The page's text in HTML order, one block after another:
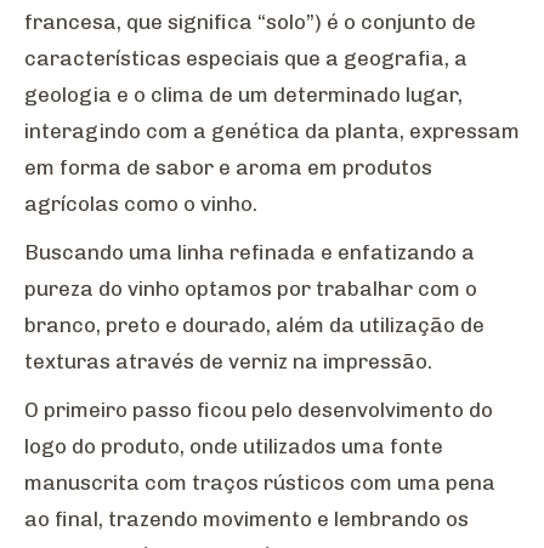
francesa, que significa “solo”) é o conjunto de
características especiais que a geografia, a
geologia e o clima de um determinado lugar,
interagindo com a genética da planta, expressam
em forma de sabor e aroma em produtos
agrícolas como o vinho.
Buscando uma linha refinada e enfatizando a
pureza do vinho optamos por trabalhar com o
branco, preto e dourado, além da utilização de
texturas através de verniz na impressão.
O primeiro passo ficou pelo desenvolvimento do
logo do produto, onde utilizados uma fonte
manuscrita com traços rústicos com uma pena
ao final, trazendo movimento e lembrando os